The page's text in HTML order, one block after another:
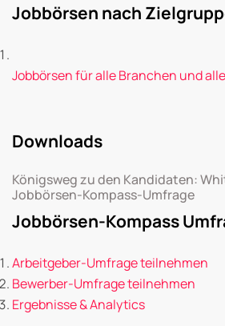
Jobbörsen nach
Jobbörsen für alle Branchen und
Downloads
Königsweg zu den Kandidaten:
Jobbörsen-Kompass-Umfrage
Jobbörsen-Kompass
Arbeitgeber-Umfrage teilnehmen
Bewerber-Umfrage teilnehmen
Ergebnisse & Analytics